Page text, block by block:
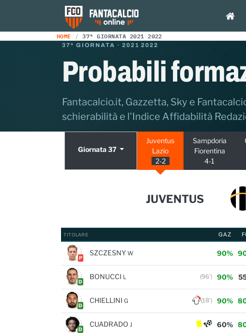
HOME 37ª GIORNATA 2021 2022
37ª GIORNATA · 2021 2022
Probabili
Fantacalcio.it, Gazzetta, Sky e
schierabilità e l'Indice Affidabilità
Giornata 37
Juventus
Lazio
2-2
Sampdoria
Fiorentina
4-1
JUVENTUS
TITOLARE GAZ
P
SZCZESNY W 90%
D
BONUCCI L (96') 90%
D
CHIELLINI G (18') 90%
D
CUADRADO J 60%